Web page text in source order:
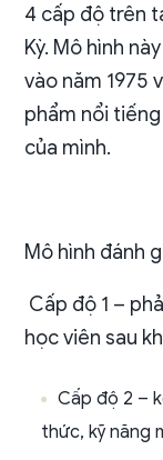
4 cấp độ trên
Kỳ. Mô hình
vào năm 1975
phẩm nổi tiếng
của mình.
Mô hình đánh
Cấp độ 1 –
học viên sau
Cấp độ 2 –
thức, kỹ năng